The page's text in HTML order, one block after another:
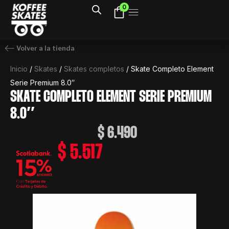
contenido
0
Volver a la tienda
Inicio / Skates / Skates completos / Skate Completo Element
Serie Premium 8.0″
SKATE COMPLETO ELEMENT SERIE PREMIUM
8.0″
$6.490
$ 5.517